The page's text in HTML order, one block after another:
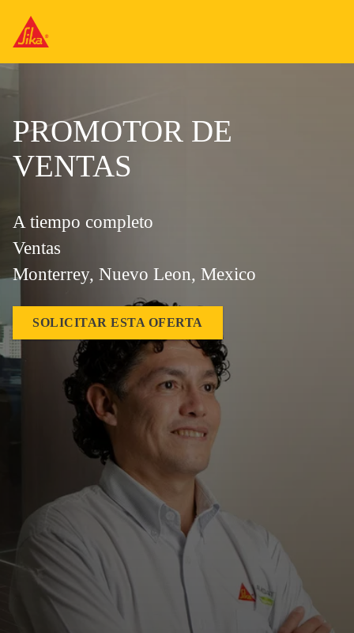
PROMOTOR DE
VENTAS
A tiempo completo
Ventas
Monterrey, Nuevo Leon, Mexico
SOLICITAR ESTA OFERTA